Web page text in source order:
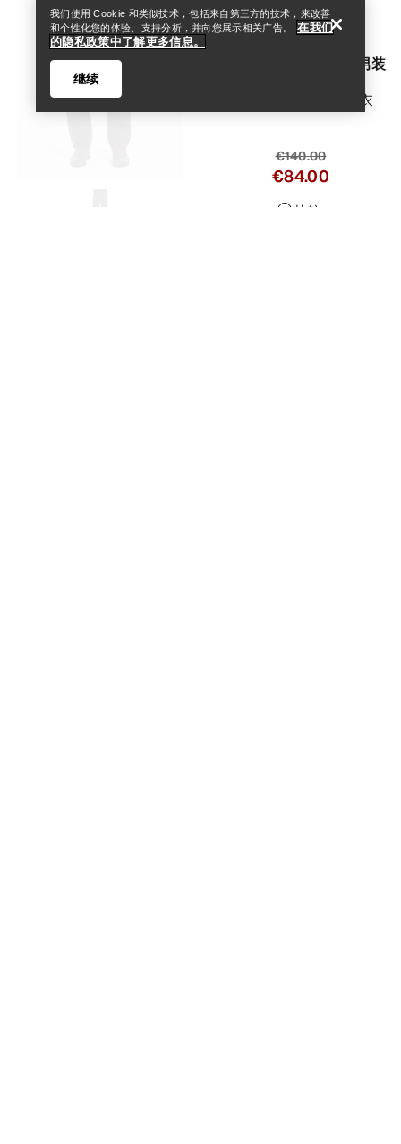
Rho SV 颈部拉链上衣 男装
我们最保暖的打底上衣
€140.00
€84.00
比较
我们使用 Cookie 和类似技术，包括来自第三方的技术，来改善
和个性化您的体验、支持分析，并向您展示相关广告。
在我们
的隐私政策中了解更多信息。
继续